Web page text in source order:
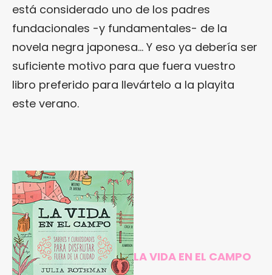
está considerado uno de los padres
fundacionales -y fundamentales- de la
novela negra japonesa… Y eso ya debería ser
suficiente motivo para que fuera vuestro
libro preferido para llevártelo a la playita
este verano.
LA VIDA EN EL CAMPO